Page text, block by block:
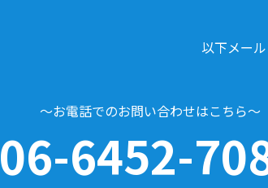
以下メー
～お電話でのお問い合わせはこちら～
06-6452-